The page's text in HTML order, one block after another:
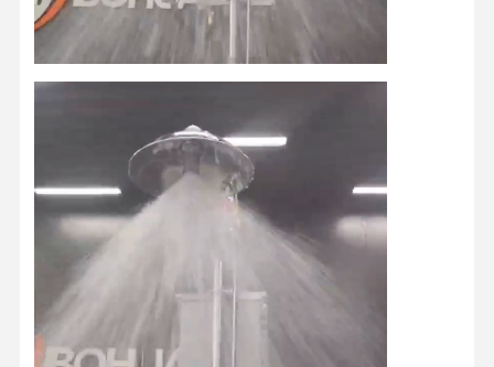
Trang Chủ
Về Chúng
Tôi
Tham Quan
Nhà Máy